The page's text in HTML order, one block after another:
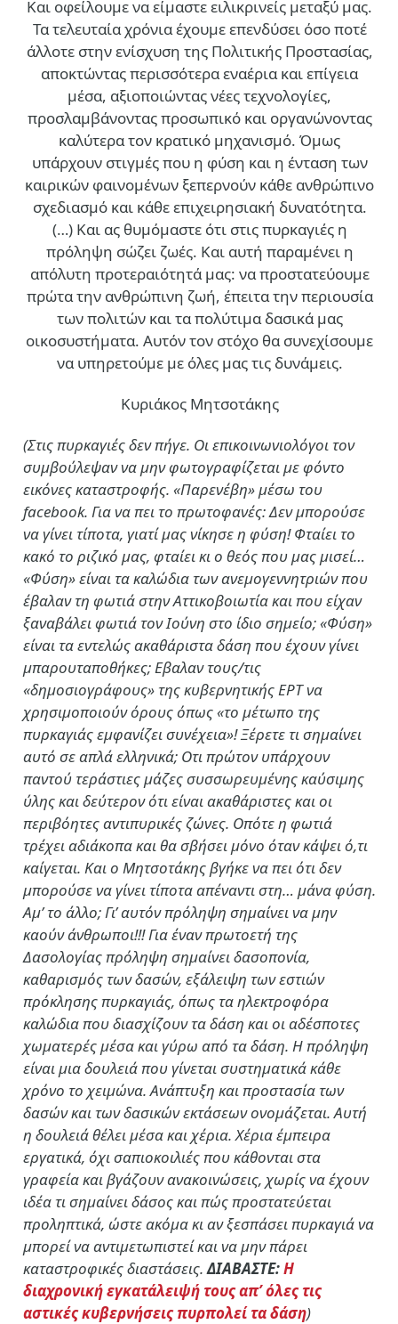
Και οφείλουμε να είμαστε ειλικρινείς μεταξύ μας.
Τα τελευταία χρόνια έχουμε επενδύσει όσο ποτέ
άλλοτε στην ενίσχυση της Πολιτικής Προστασίας,
αποκτώντας περισσότερα εναέρια και επίγεια
μέσα, αξιοποιώντας νέες τεχνολογίες,
προσλαμβάνοντας προσωπικό και οργανώνοντας
καλύτερα τον κρατικό μηχανισμό. Όμως
υπάρχουν στιγμές που η φύση και η ένταση των
καιρικών φαινομένων ξεπερνούν κάθε ανθρώπινο
σχεδιασμό και κάθε επιχειρησιακή δυνατότητα.
(…) Και ας θυμόμαστε ότι στις πυρκαγιές η
πρόληψη σώζει ζωές. Και αυτή παραμένει η
απόλυτη προτεραιότητά μας: να προστατεύουμε
πρώτα την ανθρώπινη ζωή, έπειτα την περιουσία
των πολιτών και τα πολύτιμα δασικά μας
οικοσυστήματα. Αυτόν τον στόχο θα συνεχίσουμε
να υπηρετούμε με όλες μας τις δυνάμεις.
Κυριάκος Μητσοτάκης
(Στις πυρκαγιές δεν πήγε. Οι επικοινωνιολόγοι τον
συμβούλεψαν να μην φωτογραφίζεται με φόντο
εικόνες καταστροφής. «Παρενέβη» μέσω του
facebook. Για να πει το πρωτοφανές: Δεν μπορούσε
να γίνει τίποτα, γιατί μας νίκησε η φύση! Φταίει το
κακό το ριζικό μας, φταίει κι ο θεός που μας μισεί…
«Φύση» είναι τα καλώδια των ανεμογεννητριών που
έβαλαν τη φωτιά στην Αττικοβοιωτία και που είχαν
ξαναβάλει φωτιά τον Ιούνη στο ίδιο σημείο; «Φύση»
είναι τα εντελώς ακαθάριστα δάση που έχουν γίνει
μπαρουταποθήκες; Εβαλαν τους/τις
«δημοσιογράφους» της κυβερνητικής ΕΡΤ να
χρησιμοποιούν όρους όπως «το μέτωπο της
πυρκαγιάς εμφανίζει συνέχεια»! Ξέρετε τι σημαίνει
αυτό σε απλά ελληνικά; Οτι πρώτον υπάρχουν
παντού τεράστιες μάζες συσσωρευμένης καύσιμης
ύλης και δεύτερον ότι είναι ακαθάριστες και οι
περιβόητες αντιπυρικές ζώνες. Οπότε η φωτιά
τρέχει αδιάκοπα και θα σβήσει μόνο όταν κάψει ό,τι
καίγεται. Και ο Μητσοτάκης βγήκε να πει ότι δεν
μπορούσε να γίνει τίποτα απέναντι στη… μάνα φύση.
Αμ’ το άλλο; Γι’ αυτόν πρόληψη σημαίνει να μην
καούν άνθρωποι!!! Για έναν πρωτοετή της
Δασολογίας πρόληψη σημαίνει δασοπονία,
καθαρισμός των δασών, εξάλειψη των εστιών
πρόκλησης πυρκαγιάς, όπως τα ηλεκτροφόρα
καλώδια που διασχίζουν τα δάση και οι αδέσποτες
χωματερές μέσα και γύρω από τα δάση. Η πρόληψη
είναι μια δουλειά που γίνεται συστηματικά κάθε
χρόνο το χειμώνα. Ανάπτυξη και προστασία των
δασών και των δασικών εκτάσεων ονομάζεται. Αυτή
η δουλειά θέλει μέσα και χέρια. Χέρια έμπειρα
εργατικά, όχι σαπιοκοιλιές που κάθονται στα
γραφεία και βγάζουν ανακοινώσεις, χωρίς να έχουν
ιδέα τι σημαίνει δάσος και πώς προστατεύεται
προληπτικά, ώστε ακόμα κι αν ξεσπάσει πυρκαγιά να
μπορεί να αντιμετωπιστεί και να μην πάρει
καταστροφικές διαστάσεις.ΔΙΑΒΑΣΤΕ:Η
διαχρονική εγκατάλειψή τους απ’ όλες τις
αστικές κυβερνήσεις πυρπολεί τα δάση)